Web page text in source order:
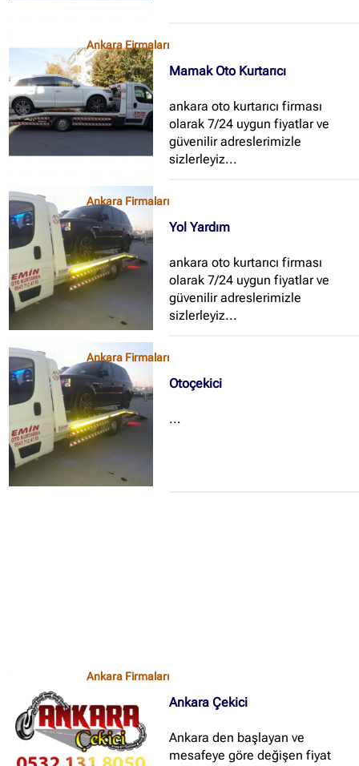
Ankara Firmaları
Mamak Oto Kurtarıcı
ankara oto kurtarıcı firması
olarak 7/24 uygun fiyatlar ve
güvenilir adreslerimizle
sizlerleyiz...
Ankara Firmaları
Yol Yardım
ankara oto kurtarıcı firması
olarak 7/24 uygun fiyatlar ve
güvenilir adreslerimizle
sizlerleyiz...
Ankara Firmaları
Otoçekici
...
Ankara Firmaları
Ankara Çekici
Ankara den başlayan ve
mesafeye göre değişen fiyat